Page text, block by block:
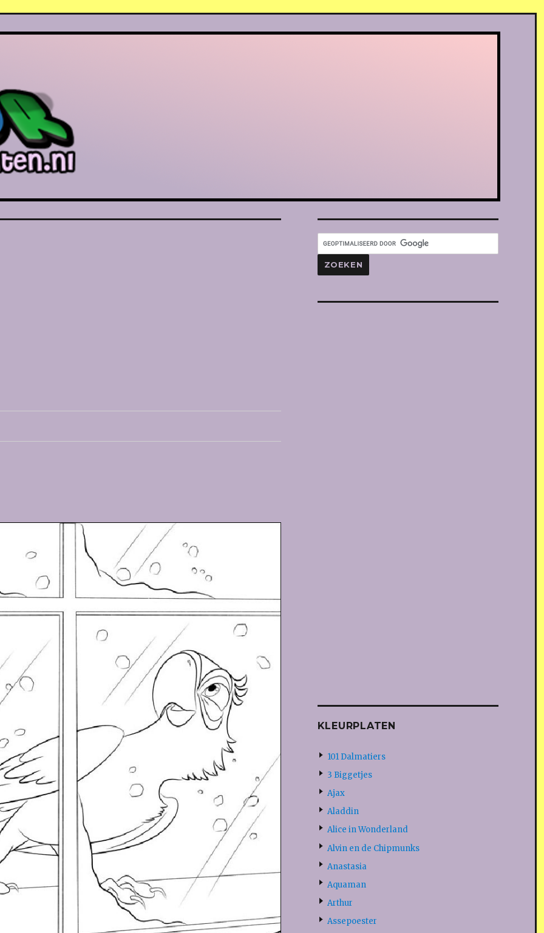
KLEURPLATEN
101 Dalmatiers
3 Biggetjes
Ajax
Aladdin
Alice in Wonderland
Alvin en de Chipmunks
Anastasia
Aquaman
Arthur
Assepoester